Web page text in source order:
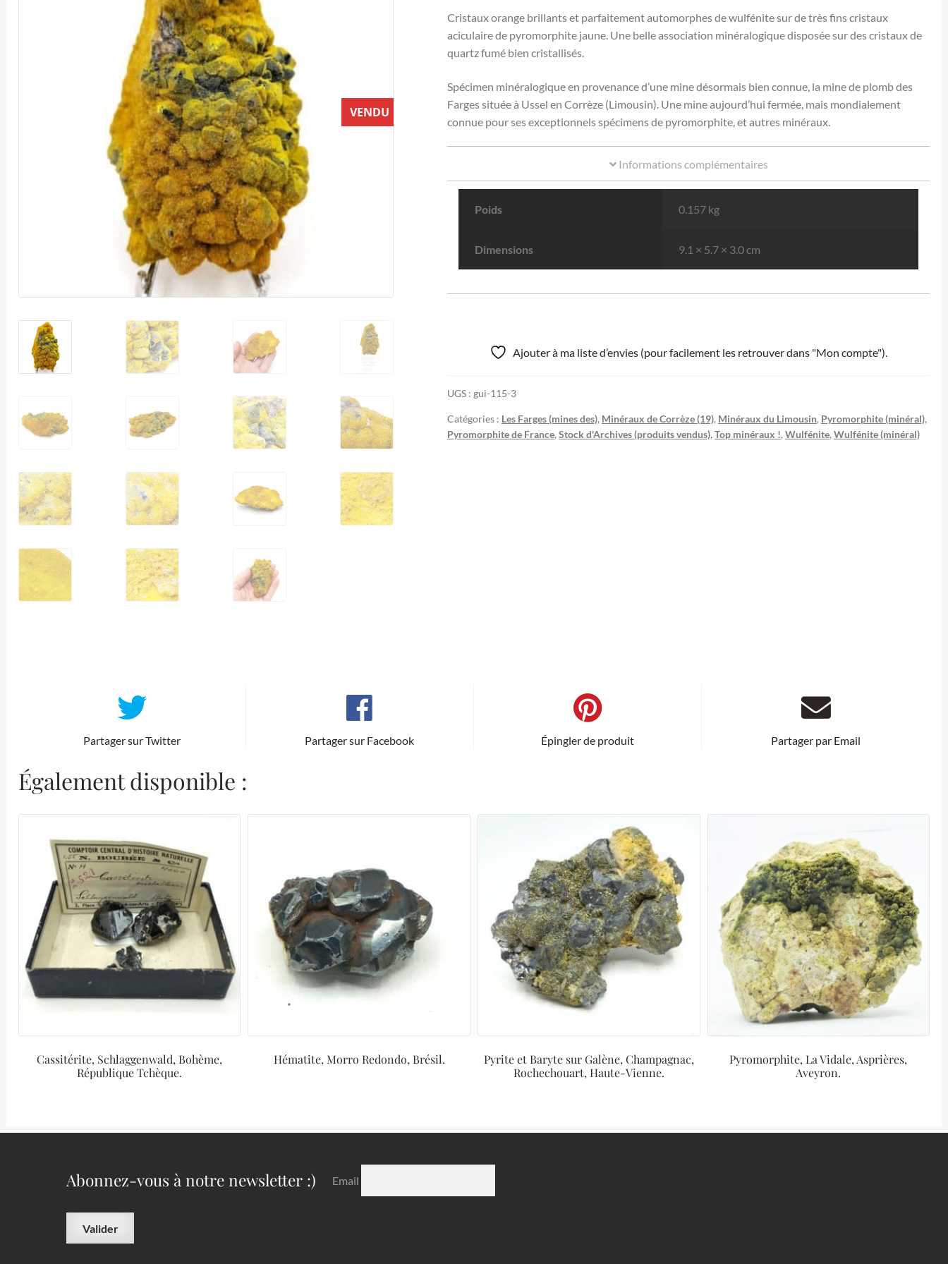
VENDU
Cristaux orange brillants et parfaitement automorphes de wulfénite sur de très fins cristaux
aciculaire de pyromorphite jaune. Une belle association minéralogique disposée sur des cristaux de
quartz fumé bien cristallisés.
Spécimen minéralogique en provenance d’une mine désormais bien connue, la mine de plomb des
Farges située à Ussel en Corrèze (Limousin). Une mine aujourd’hui fermée, mais mondialement
connue pour ses exceptionnels spécimens de pyromorphite, et autres minéraux.
Informations complémentaires
Poids 0.157 kg
Dimensions 9.1 × 5.7 × 3.0 cm
Ajouter à ma liste d’envies (pour facilement les retrouver dans "Mon compte").
UGS : gui-115-3
Catégories : Les Farges (mines des), Minéraux de Corrèze (19), Minéraux du Limousin, Pyromorphite (minéral),
Pyromorphite de France, Stock d'Archives (produits vendus), Top minéraux !, Wulfénite, Wulfénite (minéral)
Partager sur Twitter Partager sur Facebook Épingler de produit Partager par Email
Également disponible :
Cassitérite, Schlaggenwald, Bohème,
République Tchèque.
Hématite, Morro Redondo, Brésil.
Pyrite et Baryte sur Galène, Champagnac,
Rochechouart, Haute-Vienne.
Pyromorphite, La Vidale, Asprières,
Aveyron.
Abonnez-vous à notre newsletter :) Email